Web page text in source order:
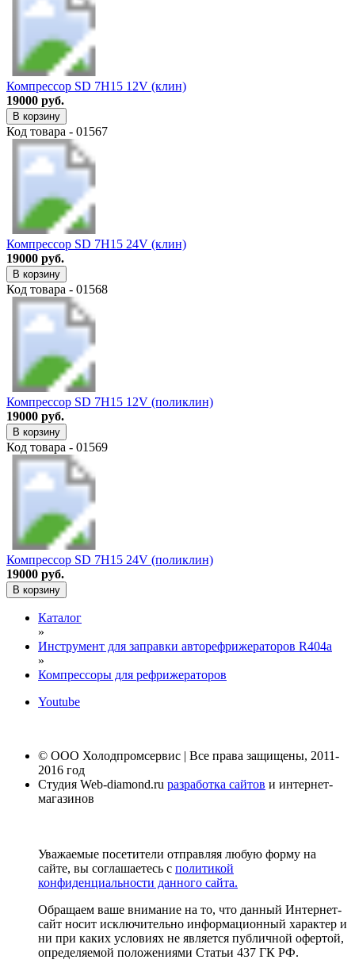
Компрессор SD 7H15 12V (клин)
19000 руб.
В корзину
Код товара - 01567
Компрессор SD 7H15 24V (клин)
19000 руб.
В корзину
Код товара - 01568
Компрессор SD 7H15 12V (поликлин)
19000 руб.
В корзину
Код товара - 01569
Компрессор SD 7H15 24V (поликлин)
19000 руб.
В корзину
Каталог
»
Инструмент для заправки авторефрижераторов R404a
»
Компрессоры для рефрижераторов
Youtube
© ООО Холодпромсервис | Все права защищены, 2011-
2016 год
Студия Web-diamond.ru разработка сайтов и интернет-
магазинов
Уважаемые посетители отправляя любую форму на
сайте, вы соглашаетесь с политикой
конфиденциальности данного сайта.
Обращаем ваше внимание на то, что данный Интернет-
сайт носит исключительно информационный характер и
ни при каких условиях не является публичной офертой,
определяемой положениями Статьи 437 ГК РФ.